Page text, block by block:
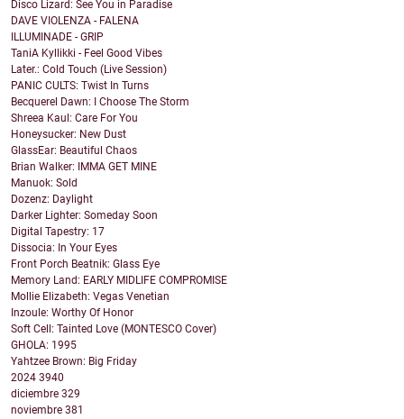
Disco Lizard: See You in Paradise
DAVE VIOLENZA - FALENA
ILLUMINADE - GRIP
TaniA Kyllikki - Feel Good Vibes
Later.: Cold Touch (Live Session)
PANIC CULTS: Twist In Turns
Becquerel Dawn: I Choose The Storm
Shreea Kaul: Care For You
Honeysucker: New Dust
GlassEar: Beautiful Chaos
Brian Walker: IMMA GET MINE
Manuok: Sold
Dozenz: Daylight
Darker Lighter: Someday Soon
Digital Tapestry: 17
Dissocia: In Your Eyes
Front Porch Beatnik: Glass Eye
Memory Land: EARLY MIDLIFE COMPROMISE
Mollie Elizabeth: Vegas Venetian
Inzoule: Worthy Of Honor
Soft Cell: Tainted Love (MONTESCO Cover)
GHOLA: 1995
Yahtzee Brown: Big Friday
2024 3940
diciembre 329
noviembre 381